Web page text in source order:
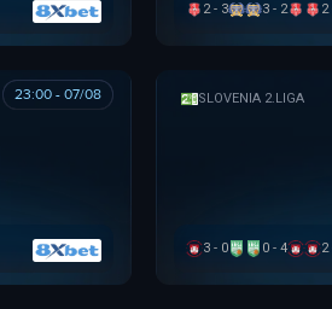
2 - 3 3 - 2 2
23:00 - 07/08 SLOVENIA 2.LIGA
3 - 0 0 - 4 2